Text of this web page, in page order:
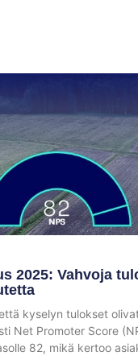
2025: Vahvoja
kyselyn tulokset
Net Promoter Score
82, mikä kertoo